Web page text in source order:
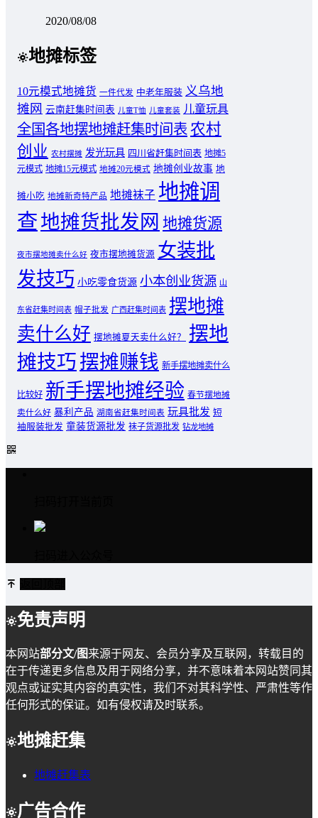
2020/08/08
地摊标签
10元模式地摊货 一件代发 中老年服装 义乌地
摊网 云南赶集时间表 儿童T恤 儿童套装 儿童玩具
全国各地摆地摊赶集时间表 农村
创业 农村摆摊 发光玩具 四川省赶集时间表 地摊5
元模式 地摊15元模式 地摊20元模式 地摊创业故事 地
摊小吃 地摊新奇特产品 地摊袜子 地摊调
查地摊货批发网 地摊货源
夜市摆地摊卖什么好 夜市摆地摊货源 女装批
发技巧 小吃零食货源 小本创业货源 山
东省赶集时间表 帽子批发 广西赶集时间表 摆地摊
卖什么好 摆地摊夏天卖什么好？
摆地
摊技巧摆摊赚钱 新手摆地摊卖什么
比较好 新手摆地摊经验 春节摆地摊
卖什么好 暴利产品 湖南省赶集时间表 玩具批发 短
袖服装批发 童装货源批发 袜子货源批发 钻龙地摊
免责声明
本网站部分文/图来源于网友、会员分享及互联网，转载目的
在于传递更多信息及用于网络分享，并不意味着本网站赞同其
观点或证实其内容的真实性，我们不对其科学性、严肃性等作
任何形式的保证。如有侵权请及时联系。
地摊赶集
地摊赶集表
广告合作